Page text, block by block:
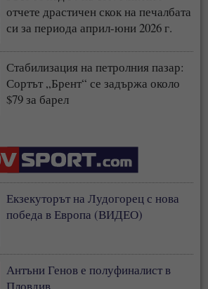
отчете драстичен скок на печалбата
си за периода април-юни 2026 г.
Стабилизация на петролния пазар:
Сортът „Брент“ се задържа около
$79 за барел
Екзекуторът на Лудогорец с нова
победа в Европа (ВИДЕО)
Антъни Генов е полуфиналист в
Пловдив